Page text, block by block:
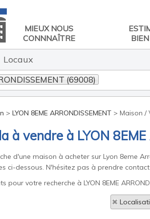
MIEUX NOUS
CONNNAÎTRE
Locaux
(69008)
> LYON 8EME ARRONDISSEMENT > Maison /
à vendre à LYON
d'une maison à acheter sur Lyon 8eme
ci-dessous. N'hésitez pas à prendre
pour votre recherche à LYON 8EME